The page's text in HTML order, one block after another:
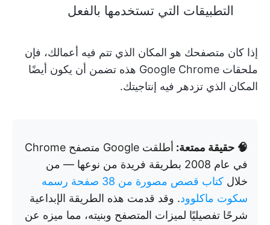
التطبيقات التي تستخدمها بالفعل
إذا كان متصفحك هو المكان الذي تتم فيه أعمالك، فإن
ملحقات Google Chrome هذه تضمن أن يكون أيضًا
المكان الذي تزدهر فيه إنتاجيتك.
🧠 حقيقة ممتعة:
أطلقت Google متصفح Chrome
في عام 2008 بطريقة فريدة من نوعها — من
خلال
كتاب قصص مصورة من 38 صفحة رسمه
سكوت ماكلوود. وقد قدمت هذه الطريقة الإبداعية
شرحًا تفصيليًا لميزات المتصفح وبنيته، مما ميزه عن